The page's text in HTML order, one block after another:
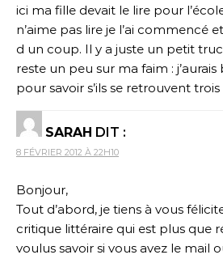
ici ma fille devait le lire pour
n’aime pas lire je l’ai commencé
d un coup. Il y a juste un petit
reste un peu sur ma faim :
pour savoir s’ils se retrouvent
SARAH DIT :
8 FÉVRIER 2012 À 22H10
Bonjour,
Tout d’abord, je tiens à vous
critique littéraire qui est plus que
voulus savoir si vous avez le mail